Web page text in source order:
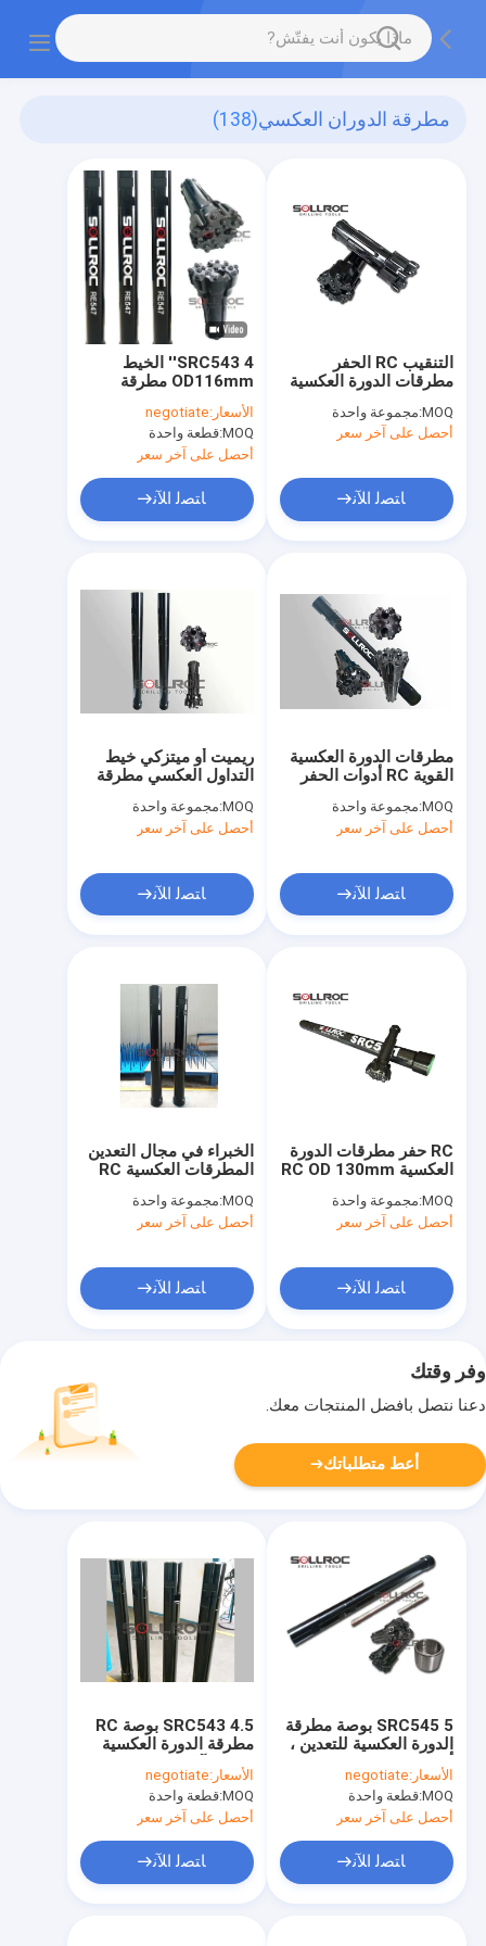
مطرقة الدوران العكسي(138)
SRC543 4'' الخيط
OD116mm مطرقة
الدورة العكسية
الأسعار:negotiate
MOQ: قطعة واحدة
أحصل على آخر سعر
ﺎﺘﺼﻟ ﺍﻶﻧ
التنقيب RC الحفر
مطرقات الدورة العكسية
MOQ: مجموعة واحدة
أحصل على آخر سعر
ﺎﺘﺼﻟ ﺍﻶﻧ
ريميت أو ميتزكي خيط
التداول العكسي مطرقة
MOQ: مجموعة واحدة
أحصل على آخر سعر
ﺎﺘﺼﻟ ﺍﻶﻧ
مطرقات الدورة العكسية
القوية RC أدوات الحفر
MOQ: مجموعة واحدة
أحصل على آخر سعر
ﺎﺘﺼﻟ ﺍﻶﻧ
الخبراء في مجال التعدين
المطرقات العكسية RC
MOQ: مجموعة واحدة
أحصل على آخر سعر
ﺎﺘﺼﻟ ﺍﻶﻧ
RC حفر مطرقات الدورة
العكسية RC OD 130mm
MOQ: مجموعة واحدة
أحصل على آخر سعر
ﺎﺘﺼﻟ ﺍﻶﻧ
وفر وقتك
دعنا نتصل بأفضل المنتجات معك.
أعط متطلباتك
SRC543 4.5 بوصة RC
مطرقة الدورة العكسية
لحفر الآبار المائية
الأسعار:negotiate
MOQ: قطعة واحدة
أحصل على آخر سعر
ﺎﺘﺼﻟ ﺍﻶﻧ
SRC545 5 بوصة مطرقة
الدورة العكسية للتعدين ،
أدوات الحفر تحت الحفرة
الأسعار:negotiate
MOQ: قطعة واحدة
أحصل على آخر سعر
ﺎﺘﺼﻟ ﺍﻶﻧ